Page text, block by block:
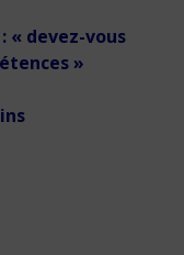
devez-vous
»